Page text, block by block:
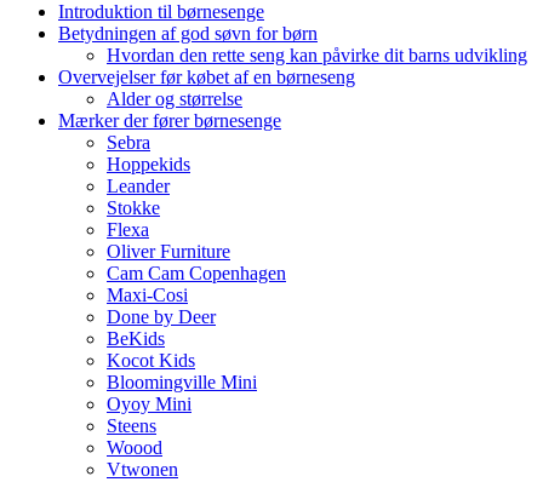
Introduktion til børnesenge
Betydningen af god søvn for børn
Hvordan den rette seng kan påvirke dit barns udvikling
Overvejelser før købet af en børneseng
Alder og størrelse
Mærker der fører børnesenge
Sebra
Hoppekids
Leander
Stokke
Flexa
Oliver Furniture
Cam Cam Copenhagen
Maxi-Cosi
Done by Deer
BeKids
Kocot Kids
Bloomingville Mini
Oyoy Mini
Steens
Woood
Vtwonen